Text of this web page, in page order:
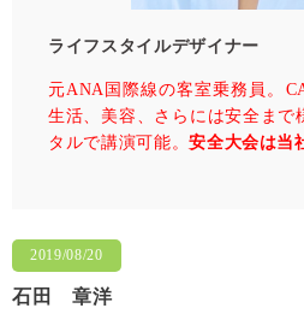
ライフスタイルデザイナー
元ANA国際線の客室乗務員。
⽣活、美容、さらには安全まで
タルで講演可能。安全大会は当
石田 章洋
2019/08/20